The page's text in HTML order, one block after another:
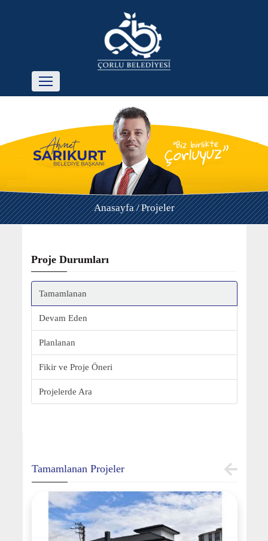
Anasayfa /Projeler
Proje Durumları
Tamamlanan
Devam Eden
Planlanan
Fikir ve Proje Öneri
Projelerde Ara
Tamamlanan Projeler